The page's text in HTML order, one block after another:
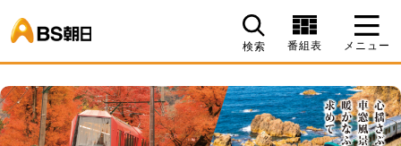
検索 番組表 メニュー